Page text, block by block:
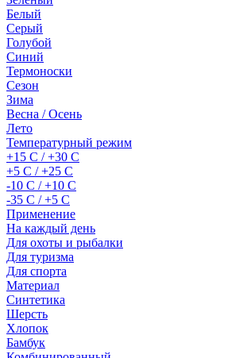
Белый
Серый
Голубой
Синий
Термоноски
Сезон
Зима
Весна / Осень
Лето
Температурный режим
+15 С / +30 С
+5 С / +25 С
-10 С / +10 С
-35 С / +5 С
Применение
На каждый день
Для охоты и рыбалки
Для туризма
Для спорта
Материал
Синтетика
Шерсть
Хлопок
Бамбук